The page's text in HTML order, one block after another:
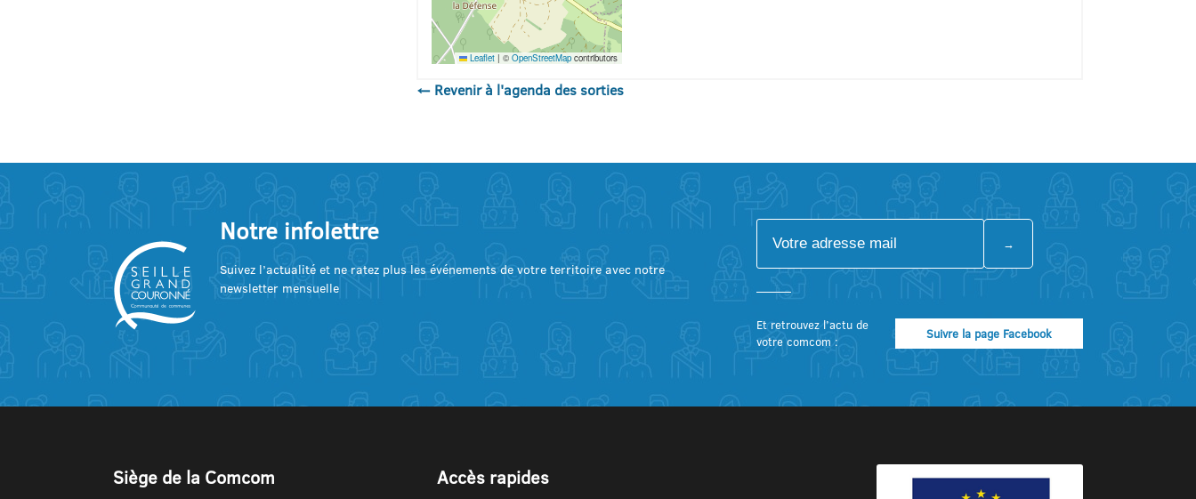
Leaflet | ©OpenStreetMapcontributors
← Revenir à l'agenda des sorties
Notre infolettre
Suivez l’actualité et ne ratez plus les événements de votre territoire avec notre
newsletter mensuelle
Et retrouvez l’actu de
votre comcom :
Suivre la page Facebook
Siège de la Comcom Accès rapides